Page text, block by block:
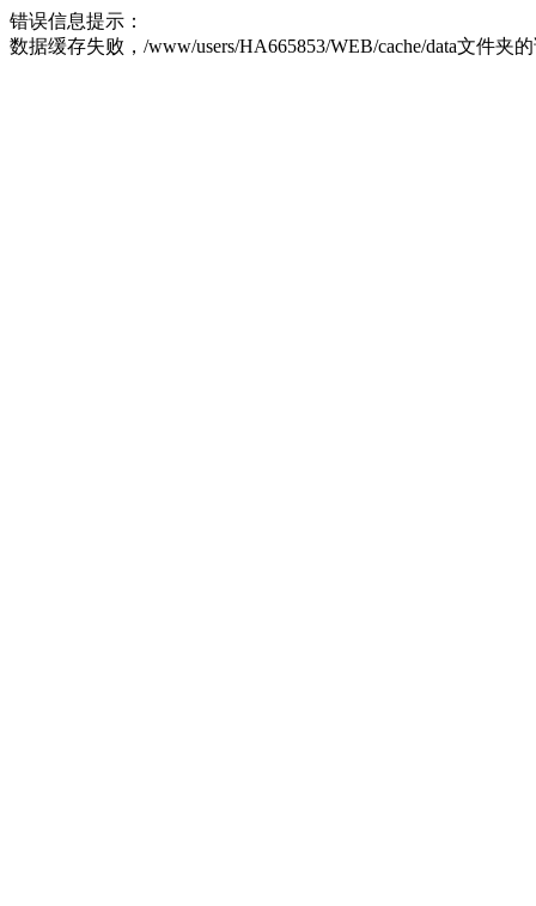
错误信息提示：
数据缓存失败，/www/users/HA665853/WEB/cache/data文件夹